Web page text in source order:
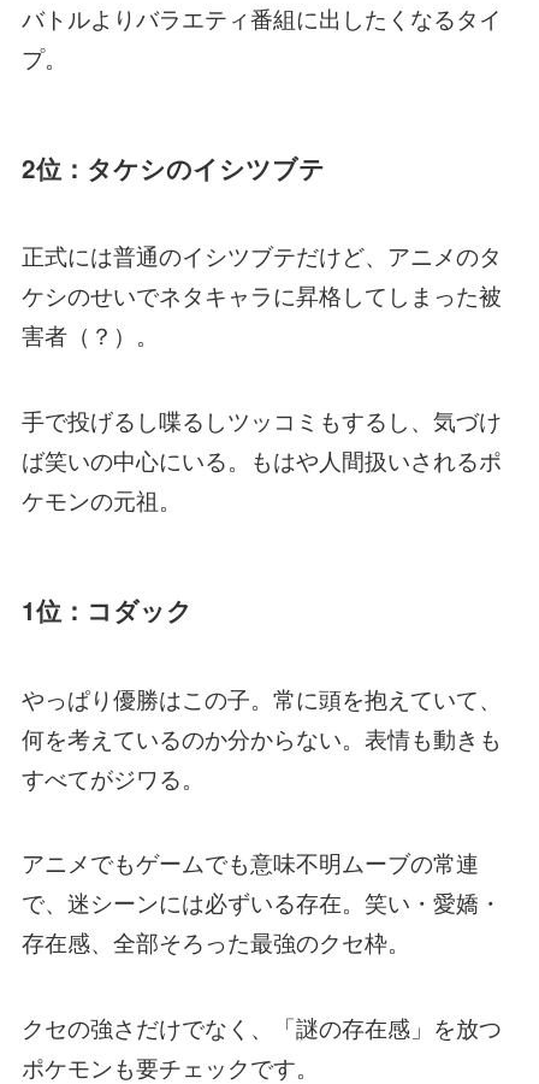
バトルよりバラエティ番組に出したくなるタイ
プ。
2位：タケシのイシツブテ
正式には普通のイシツブテだけど、アニメのタ
ケシのせいでネタキャラに昇格してしまった被
害者（？）。
手で投げるし喋るしツッコミもするし、気づけ
ば笑いの中心にいる。もはや人間扱いされるポ
ケモンの元祖。
1位：コダック
やっぱり優勝はこの子。常に頭を抱えていて、
何を考えているのか分からない。表情も動きも
すべてがジワる。
アニメでもゲームでも意味不明ムーブの常連
で、迷シーンには必ずいる存在。笑い・愛嬌・
存在感、全部そろった最強のクセ枠。
クセの強さだけでなく、「謎の存在感」を放つ
ポケモンも要チェックです。